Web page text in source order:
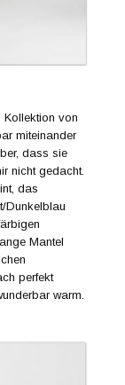
von
miteinander
dass sie
nicht gedacht.
das
Dunkelblau
Mantel
perfekt
warm.